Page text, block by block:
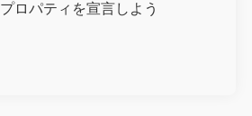
プロパティを宣言しよう